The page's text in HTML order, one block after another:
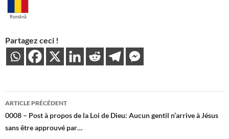
Română
Partagez ceci !
Navigation
des
articles
ARTICLE PRÉCÉDENT
0008 – Post à propos de la Loi de Dieu: Aucun gentil n’arrive à Jésus
sans être approuvé par…